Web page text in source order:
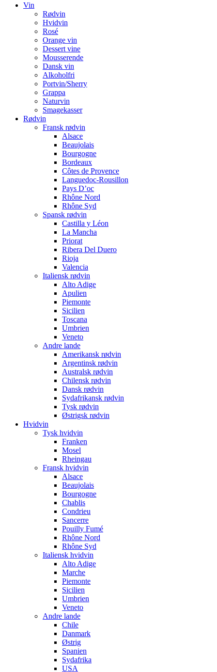
Vin
Rødvin
Hvidvin
Rosé
Orange vin
Dessert vine
Mousserende
Dansk vin
Alkoholfri
Portvin/Sherry
Grappa
Naturvin
Smagekasser
Rødvin
Fransk rødvin
Alsace
Beaujolais
Bourgogne
Bordeaux
Côtes de Provence
Languedoc-Rousillon
Pays D’oc
Rhône Nord
Rhône Syd
Spansk rødvin
Castilla y Léon
La Mancha
Priorat
Ribera Del Duero
Rioja
Valencia
Italiensk rødvin
Alto Adige
Apulien
Piemonte
Sicilien
Toscana
Umbrien
Veneto
Andre lande
Amerikansk rødvin
Argentinsk rødvin
Australsk rødvin
Chilensk rødvin
Dansk rødvin
Sydafrikansk rødvin
Tysk rødvin
Østrigsk rødvin
Hvidvin
Tysk hvidvin
Franken
Mosel
Rheingau
Fransk hvidvin
Alsace
Beaujolais
Bourgogne
Chablis
Condrieu
Sancerre
Pouilly Fumé
Rhône Nord
Rhône Syd
Italiensk hvidvin
Alto Adige
Marche
Piemonte
Sicilien
Umbrien
Veneto
Andre lande
Chile
Danmark
Østrig
Spanien
Sydafrika
USA